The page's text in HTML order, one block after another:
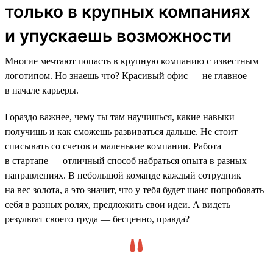
только в крупных компаниях
и упускаешь возможности
Многие мечтают попасть в крупную компанию с известным
логотипом. Но знаешь что? Красивый офис — не главное
в начале карьеры.
Гораздо важнее, чему ты там научишься, какие навыки
получишь и как сможешь развиваться дальше. Не стоит
списывать со счетов и маленькие компании. Работа
в стартапе — отличный способ набраться опыта в разных
направлениях. В небольшой команде каждый сотрудник
на вес золота, а это значит, что у тебя будет шанс попробовать
себя в разных ролях, предложить свои идеи. А видеть
результат своего труда — бесценно, правда?